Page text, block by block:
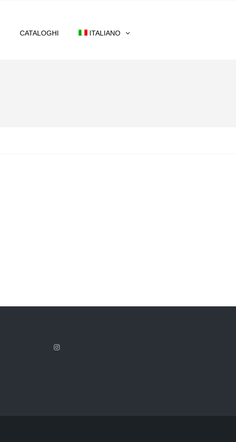
CATALOGHI ITALIANO